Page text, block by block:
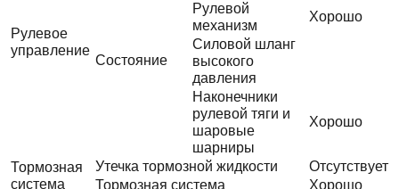
Рулевое
управление
Состояние
Рулевой
механизм
Хорошо
Силовой шланг
высокого
давления
Наконечники
рулевой тяги и
шаровые
шарниры
Хорошо
Тормозная
система
Утечка тормозной жидкости
Отсутствует
Тормозная система
Хорошо